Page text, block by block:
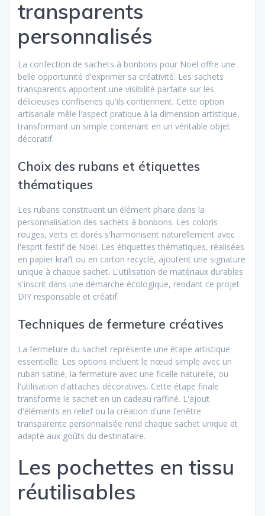
transparents
personnalisés
La confection de sachets à bonbons pour Noël offre une
belle opportunité d'exprimer sa créativité. Les sachets
transparents apportent une visibilité parfaite sur les
délicieuses confiseries qu'ils contiennent. Cette option
artisanale mêle l'aspect pratique à la dimension artistique,
transformant un simple contenant en un véritable objet
décoratif.
Choix des rubans et étiquettes
thématiques
Les rubans constituent un élément phare dans la
personnalisation des sachets à bonbons. Les coloris
rouges, verts et dorés s'harmonisent naturellement avec
l'esprit festif de Noël. Les étiquettes thématiques, réalisées
en papier kraft ou en carton recyclé, ajoutent une signature
unique à chaque sachet. L'utilisation de matériaux durables
s'inscrit dans une démarche écologique, rendant ce projet
DIY responsable et créatif.
Techniques de fermeture créatives
La fermeture du sachet représente une étape artistique
essentielle. Les options incluent le nœud simple avec un
ruban satiné, la fermeture avec une ficelle naturelle, ou
l'utilisation d'attaches décoratives. Cette étape finale
transforme le sachet en un cadeau raffiné. L'ajout
d'éléments en relief ou la création d'une fenêtre
transparente personnalisée rend chaque sachet unique et
adapté aux goûts du destinataire.
Les pochettes en tissu
réutilisables